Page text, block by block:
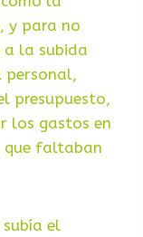
y para no
a la subida
personal,
presupuesto,
los gastos en
que faltaban
subía el